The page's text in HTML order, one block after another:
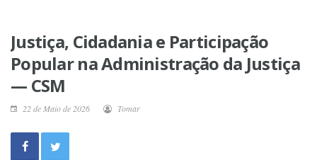
Justiça, Cidadania e Participação
Popular na Administração da Justiça
— CSM
22 de Maio de 2026 Tomar